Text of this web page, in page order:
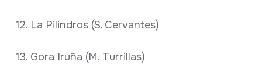
12. La Pilindros (S. Cervantes)
13. Gora Iruña (M. Turrillas)